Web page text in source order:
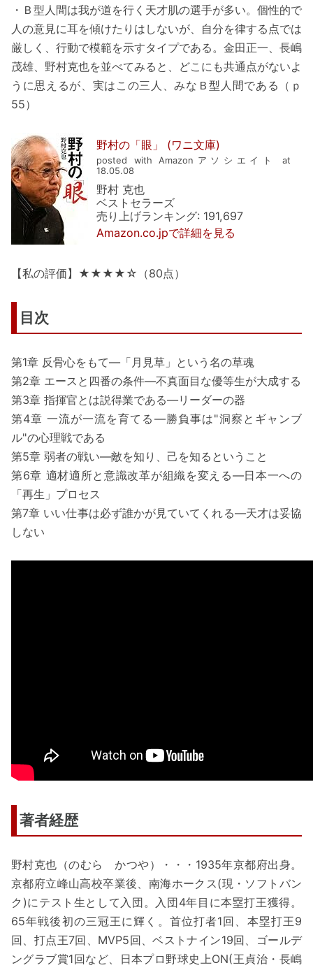
・Ｂ型人間は我が道を行く天才肌の選手が多い。個性的で
人の意見に耳を傾けたりはしないが、自分を律する点では
厳しく、行動で模範を示すタイプである。金田正一、長嶋
茂雄、野村克也を並べてみると、どこにも共通点がないよ
うに思えるが、実はこの三人、みなＢ型人間である（ｐ
55）
野村の「眼」 (ワニ文庫)
posted with Amazonアソシエイト at
18.05.08
野村 克也
ベストセラーズ
売り上げランキング: 191,697
Amazon.co.jpで詳細を見る
【私の評価】★★★★☆（80点）
目次
第1章 反骨心をもて―「月見草」という名の草魂
第2章 エースと四番の条件―不真面目な優等生が大成する
第3章 指揮官とは説得業である―リーダーの器
第4章 一流が一流を育てる―勝負事は"洞察とギャンブ
ル"の心理戦である
第5章 弱者の戦い―敵を知り、己を知るということ
第6章 適材適所と意識改革が組織を変える―日本一への
「再生」プロセス
第7章 いい仕事は必ず誰かが見ていてくれる―天才は妥協
しない
著者経歴
野村克也（のむら かつや）・・・1935年京都府出身。
京都府立峰山高校卒業後、南海ホークス(現・ソフトバン
ク)にテスト生として入団。入団4年目に本塁打王獲得。
65年戦後初の三冠王に輝く。首位打者1回、本塁打王9
回、打点王7回、MVP5回、ベストナイン19回、ゴールデ
ングラブ賞1回など、日本プロ野球史上ON(王貞治・長嶋